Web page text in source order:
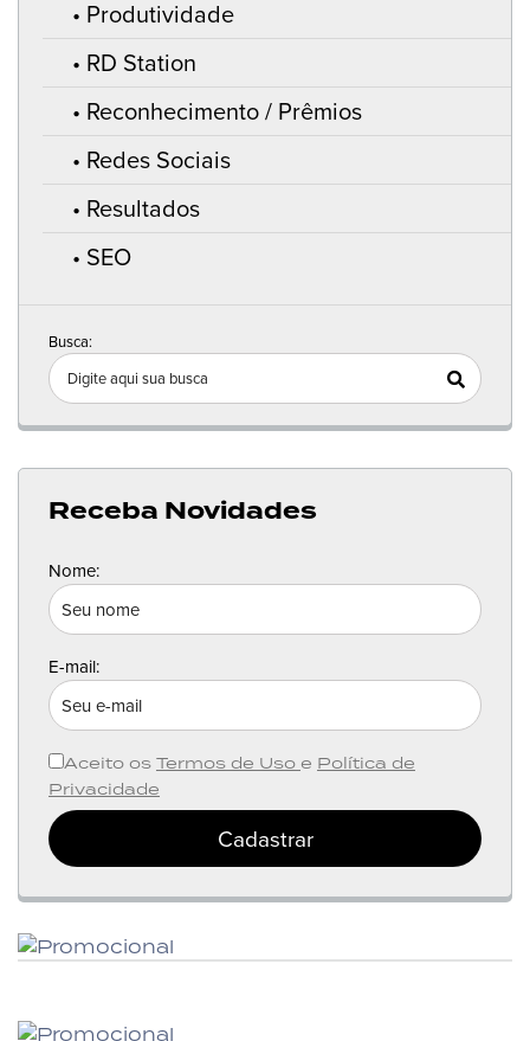
Produtividade
RD Station
Reconhecimento / Prêmios
Redes Sociais
Resultados
SEO
Busca:
Receba Novidades
Nome:
E-mail:
Aceito os Termos de Uso e Política de
Privacidade
Cadastrar